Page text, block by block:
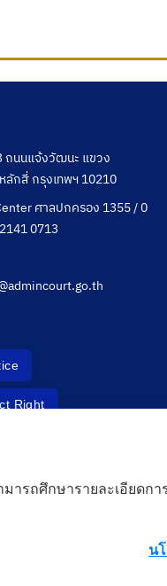
ถนนแจ้งวัฒนะ แขวง
ลักสี่ กรุงเทพฯ 10210
ศาลปกครอง 1355 / 0
0713
Right
ารถศึกษารายละเอียดก
น